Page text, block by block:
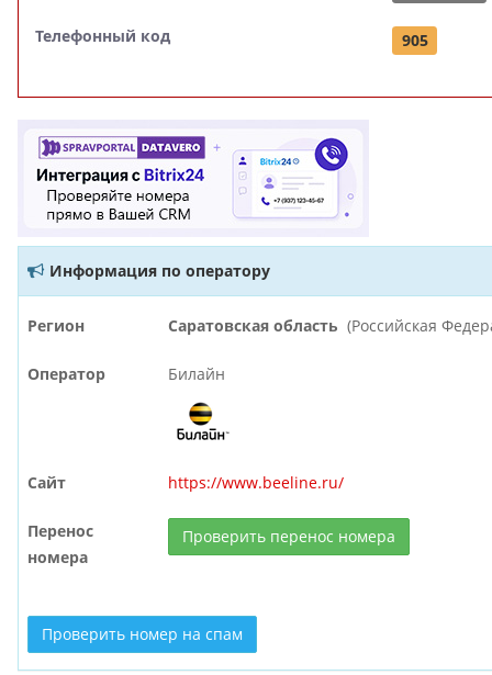
Телефонный код 905
Информация по оператору
Регион Саратовская область (Российская
Оператор Билайн
Сайт https://www.beeline.ru/
Перенос
номера
Проверить перенос номера
Проверить номер на спам